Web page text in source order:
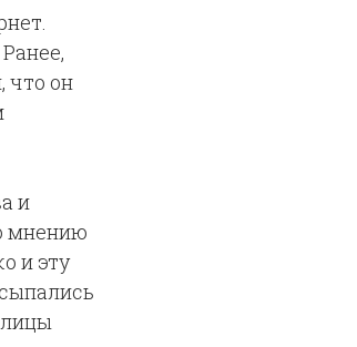
что он
и
мнению
и эту